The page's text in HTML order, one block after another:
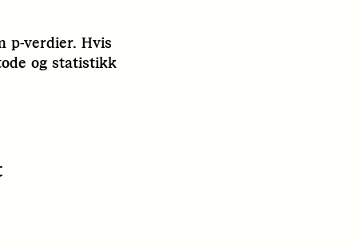
p-verdier. Hvis
og statistikk